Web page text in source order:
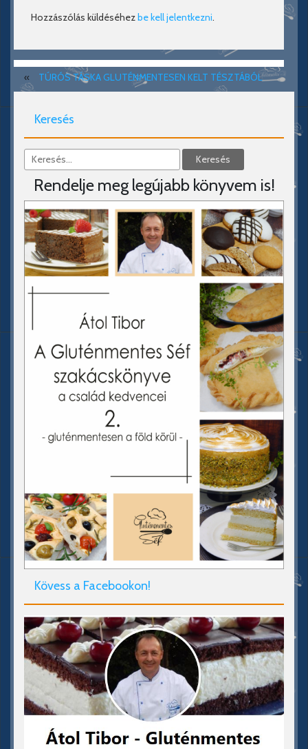
Hozzászólás küldéséhezbe kell jelentkezni.
« TÚRÓS TÁSKA GLUTÉNMENTESEN KELT TÉSZTÁBÓL
Keresés
Rendelje meg legújabb könyvem is!
Kövess a Facebookon!